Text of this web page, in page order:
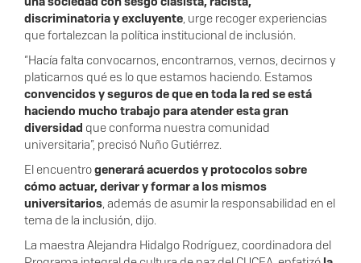
discriminatoria y excluyente, urge recoger experiencias
que fortalezcan la política institucional de inclusión.
“Hacía falta convocarnos, encontrarnos, vernos, decirnos y
platicarnos qué es lo que estamos haciendo. Estamos
convencidos y seguros de que en toda la red se está
haciendo mucho trabajo para atender esta gran
diversidad que conforma nuestra comunidad
universitaria”, precisó Nuño Gutiérrez.
El encuentrogenerará acuerdos y protocolos sobre
cómo actuar, derivar y formar a los mismos
universitarios, además de asumir la responsabilidad en el
tema de la inclusión, dijo.
La maestra Alejandra Hidalgo Rodríguez, coordinadora del